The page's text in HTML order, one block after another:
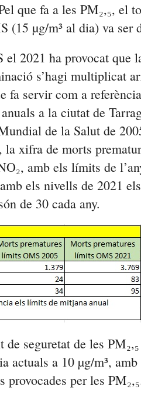
que fa a les PM₂,₅, el
(15 µg/m³ al dia) va ser
2021 ha provocat que
s’hagi multiplicat
fa servir com a
a la ciutat de
de la Salut de
la xifra de morts
amb els límits de
els nivells de 2021
de 30 cada any.
seguretat de les PM₂,₅
actuals a 10 µg/m³,
per les